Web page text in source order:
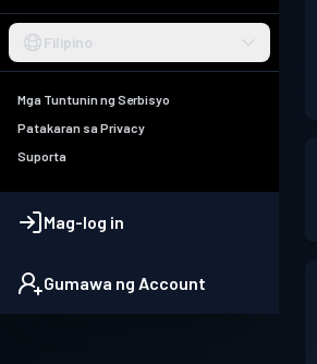
Filipino
Mga Tuntunin ng Serbisyo
Patakaran sa Privacy
Suporta
Mag-log in
Gumawa ng Account